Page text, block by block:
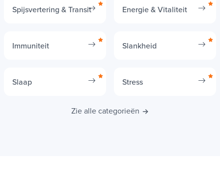
Spijsvertering & Transit Energie & Vitaliteit
Immuniteit Slankheid
Slaap Stress
Zie alle categorieën